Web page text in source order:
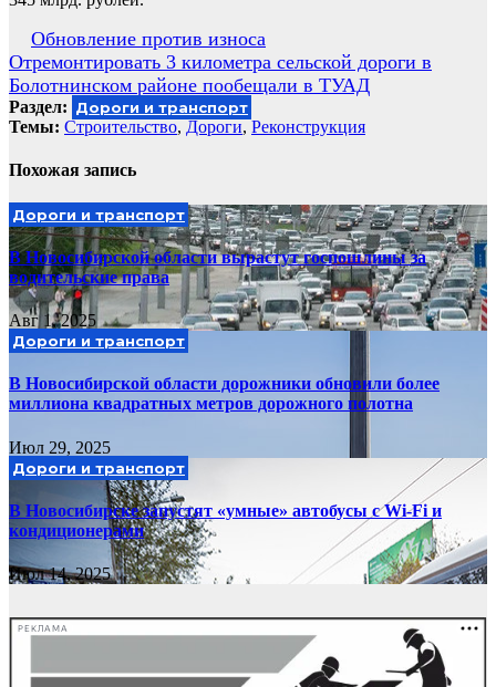
Навигация
по
записям
Обновление против износа
Отремонтировать 3 километра сельской дороги в
Болотнинском районе пообещали в ТУАД
Раздел: Дороги и транспорт
Темы: Cтроительство, Дороги, Реконструкция
Похожая запись
Дороги и транспорт
В Новосибирской области вырастут госпошлины за
водительские права
Авг 1, 2025
Дороги и транспорт
В Новосибирской области дорожники обновили более
миллиона квадратных метров дорожного полотна
Июл 29, 2025
Дороги и транспорт
В Новосибирске запустят «умные» автобусы с Wi-Fi и
кондиционерами
Июл 14, 2025
РЕКЛАМА